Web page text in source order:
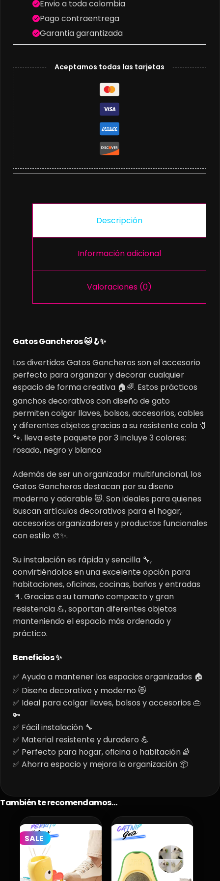
Envio a toda colombia
Pago contraentrega
Garantia garantizada
Aceptamos todas las tarjetas
Descripción
Información adicional
Valoraciones (0)
Gatos Gancheros 🐱🪝✨
Los divertidos Gatos Gancheros son el accesorio
perfecto para organizar y decorar cualquier
espacio de forma creativa 🏠🌈. Estos prácticos
ganchos decorativos con diseño de gato
permiten colgar llaves, bolsos, accesorios, cables
y diferentes objetos gracias a su resistente cola 🧷
🐾. lleva este paquete por 3 incluye 3 colores:
rosado, negro y blanco
Además de ser un organizador multifuncional, los
Gatos Gancheros destacan por su diseño
moderno y adorable 😻. Son ideales para quienes
buscan artículos decorativos para el hogar,
accesorios organizadores y productos funcionales
con estilo 🎨✨.
Su instalación es rápida y sencilla 🔧,
convirtiéndolos en una excelente opción para
habitaciones, oficinas, cocinas, baños y entradas
🚪. Gracias a su tamaño compacto y gran
resistencia 💪, soportan diferentes objetos
manteniendo el espacio más ordenado y
práctico.
Beneficios ✨
✅ Ayuda a mantener los espacios organizados 🏠
✅ Diseño decorativo y moderno 😻
✅ Ideal para colgar llaves, bolsos y accesorios 👜
🔑
✅ Fácil instalación 🔧
✅ Material resistente y duradero 💪
✅ Perfecto para hogar, oficina o habitación 🌈
✅ Ahorra espacio y mejora la organización 📦
También te recomendamos…
SALE